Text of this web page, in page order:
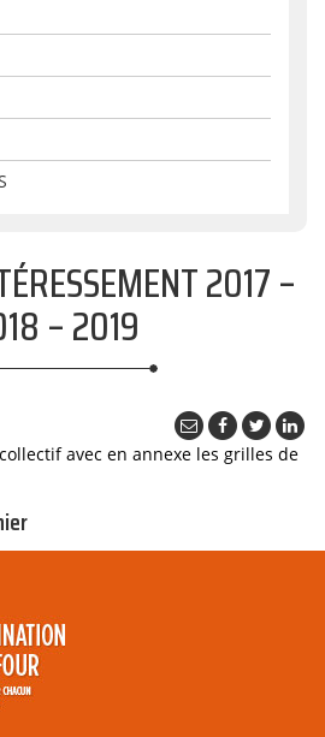
2017 –
– 2019
avec en annexe les grilles de